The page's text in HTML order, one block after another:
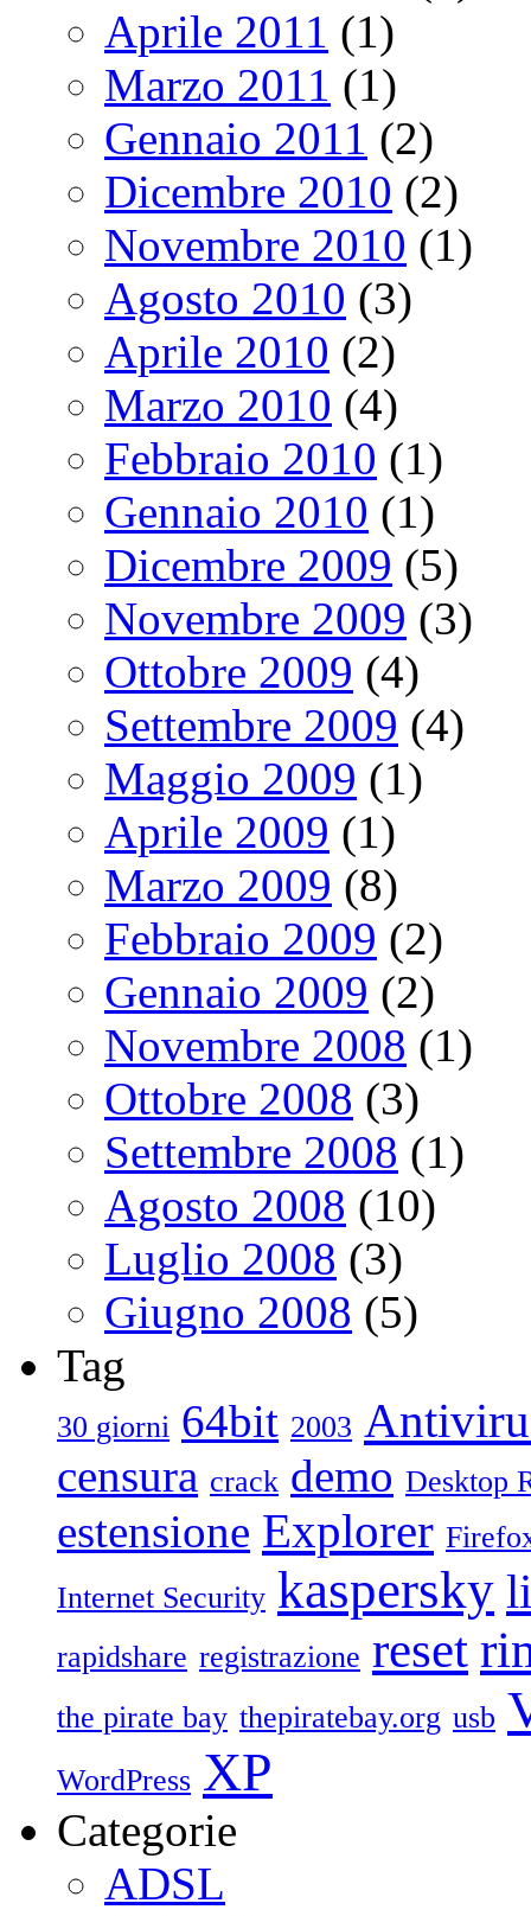
Aprile 2011 (1)
Marzo 2011 (1)
Gennaio 2011 (2)
Dicembre 2010 (2)
Novembre 2010 (1)
Agosto 2010 (3)
Aprile 2010 (2)
Marzo 2010 (4)
Febbraio 2010 (1)
Gennaio 2010 (1)
Dicembre 2009 (5)
Novembre 2009 (3)
Ottobre 2009 (4)
Settembre 2009 (4)
Maggio 2009 (1)
Aprile 2009 (1)
Marzo 2009 (8)
Febbraio 2009 (2)
Gennaio 2009 (2)
Novembre 2008 (1)
Ottobre 2008 (3)
Settembre 2008 (1)
Agosto 2008 (10)
Luglio 2008 (3)
Giugno 2008 (5)
Tag
30 giorni 64bit 2003
censura crack demo Desktop
estensione Explorer
Internet Security kaspersky
rapidshare registrazione reset
the pirate bay thepiratebay.org usb
WordPress XP
Categorie
ADSL